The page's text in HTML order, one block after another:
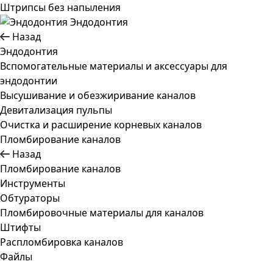
Штрипсы без напыления
Эндодонтия
Назад
Эндодонтия
Вспомогательные материалы и аксессуары для
эндодонтии
Высушивание и обезжиривание каналов
Девитализация пульпы
Очистка и расширение корневых каналов
Пломбирование каналов
Назад
Пломбирование каналов
Инструменты
Обтураторы
Пломбировочные материалы для каналов
Штифты
Распломбировка каналов
Файлы